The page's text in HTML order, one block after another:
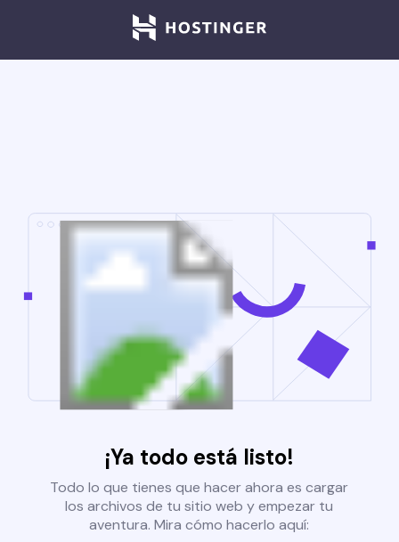
¡Ya todo está listo!
Todo lo que tienes que hacer ahora es cargar
los archivos de tu sitio web y empezar tu
aventura. Mira cómo hacerlo aquí: